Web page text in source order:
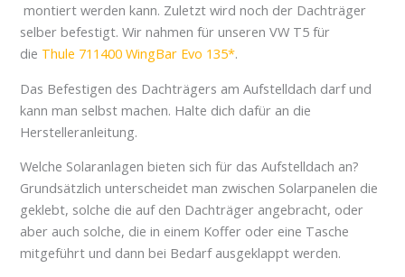
montiert werden kann. Zuletzt wird noch der Dachträger
selber befestigt. Wir nahmen für unseren VW T5 für
die Thule 711400 WingBar Evo 135 .
Das Befestigen des Dachträgers am Aufstelldach darf und
kann man selbst machen. Halte dich dafür an die
Herstelleranleitung.
Welche Solaranlagen bieten sich für das Aufstelldach an?
Grundsätzlich unterscheidet man zwischen Solarpanelen die
geklebt, solche die auf den Dachträger angebracht, oder
aber auch solche, die in einem Koffer oder eine Tasche
mitgeführt und dann bei Bedarf ausgeklappt werden.